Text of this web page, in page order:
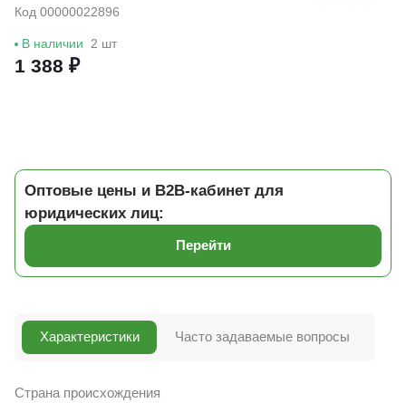
Код 00000022896
В наличии 2 шт
1 388 ₽
Оптовые цены и B2B-кабинет для
юридических лиц:
Перейти
Характеристики
Страна происхождения
Часто задаваемые вопросы